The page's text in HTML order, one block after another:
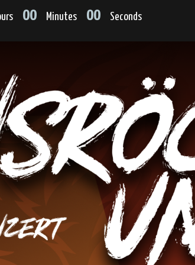
00 Minutes 00 Seconds